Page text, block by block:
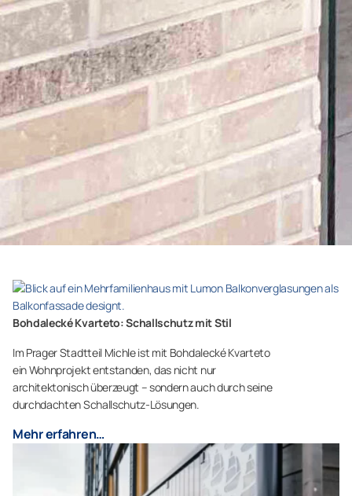
Bohdalecké Kvarteto: Schallschutz mit Stil
Im Prager Stadtteil Michle ist mit Bohdalecké Kvarteto
ein Wohnprojekt entstanden, das nicht nur
architektonisch überzeugt – sondern auch durch seine
durchdachten Schallschutz-Lösungen.
Mehr erfahren…